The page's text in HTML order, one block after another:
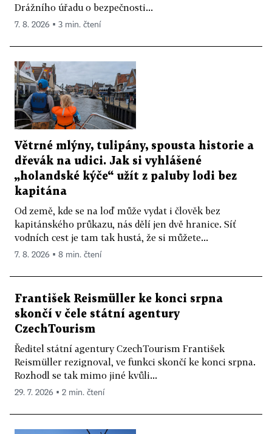
Drážního úřadu o bezpečnosti...
7. 8. 2026 ▪ 3 min. čtení
Větrné mlýny, tulipány, spousta historie a
dřevák na udici. Jak si vyhlášené
„holandské kýče“ užít z paluby lodi bez
kapitána
Od země, kde se na loď může vydat i člověk bez
kapitánského průkazu, nás dělí jen dvě hranice. Síť
vodních cest je tam tak hustá, že si můžete...
7. 8. 2026 ▪ 8 min. čtení
František Reismüller ke konci srpna
skončí v čele státní agentury
CzechTourism
Ředitel státní agentury CzechTourism František
Reismüller rezignoval, ve funkci skončí ke konci srpna.
Rozhodl se tak mimo jiné kvůli...
29. 7. 2026 ▪ 2 min. čtení